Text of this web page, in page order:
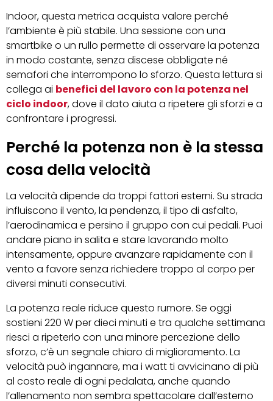
Indoor, questa metrica acquista valore perché
l’ambiente è più stabile. Una sessione con una
smartbike o un rullo permette di osservare la potenza
in modo costante, senza discese obbligate né
semafori che interrompono lo sforzo. Questa lettura si
collega ai benefici del lavoro con la potenza nel
ciclo indoor, dove il dato aiuta a ripetere gli sforzi e a
confrontare i progressi.
Perché la potenza non è la stessa
cosa della velocità
La velocità dipende da troppi fattori esterni. Su strada
influiscono il vento, la pendenza, il tipo di asfalto,
l’aerodinamica e persino il gruppo con cui pedali. Puoi
andare piano in salita e stare lavorando molto
intensamente, oppure avanzare rapidamente con il
vento a favore senza richiedere troppo al corpo per
diversi minuti consecutivi.
La potenza reale riduce questo rumore. Se oggi
sostieni 220 W per dieci minuti e tra qualche settimana
riesci a ripeterlo con una minore percezione dello
sforzo, c’è un segnale chiaro di miglioramento. La
velocità può ingannare, ma i watt ti avvicinano di più
al costo reale di ogni pedalata, anche quando
l’allenamento non sembra spettacolare dall’esterno